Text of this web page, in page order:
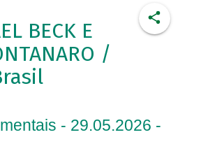
BECK E
/
- 29.05.2026 -